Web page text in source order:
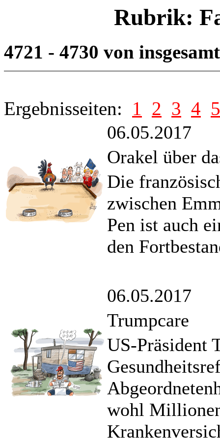
Rubrik:
4721 - 4730 von
Ergebnisseiten: 1 2 3 4 5
06.05.2017
Orakel über
Die
zwischen
Pen ist auch
den
06.05.2017
Trumpcare
US-Präsident
wohl